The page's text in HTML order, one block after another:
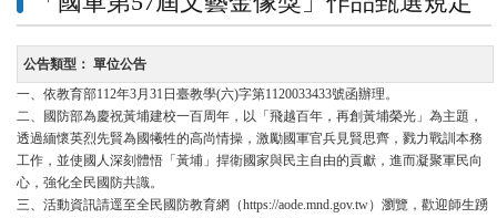
公告類型： 單位公告
一、依教育部112年3月31日臺教學(六)字第1120033433號函辦理。
二、國防部為慶祝黃埔建校一百周年，以「飛越百年，再創黃埔榮光」為主題，
透過緬懷英烈先賢為國犧牲的高尚情操，激勵國軍官兵見賢思齊，戮力戰訓本務
工作，並使國人深刻體悟「黃埔」捍衛國家與民主自由的貢獻，進而凝聚軍民向
心，強化全民國防共識。
三、活動資訊請逕至全民國防教育網（https://aode.mnd.gov.tw）瀏覽，歡迎師生踴